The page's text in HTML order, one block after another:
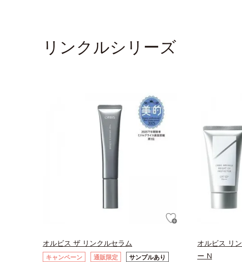
リンクルシリーズ
オルビス ザ リンクルセラム
キャンペーン 通販限定
サンプルあり
オルビス リ
ー N